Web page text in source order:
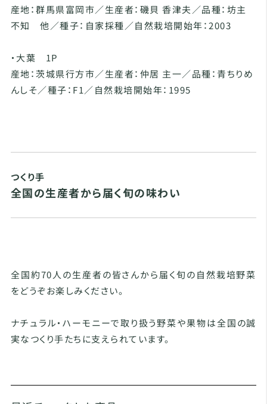
産地：群馬県富岡市／生産者：磯貝 香津夫／品種：坊主
不知 他／種子：自家採種／自然栽培開始年：2003
・大葉 1P
産地：茨城県行方市／生産者：仲居 主一／品種：青ちりめ
んしそ／種子：F1／自然栽培開始年：1995
つくり手
全国の生産者から届く旬の味わい
全国約70人の生産者の皆さんから届く旬の自然栽培野菜
をどうぞお楽しみください。
ナチュラル・ハーモニーで取り扱う野菜や果物は全国の誠
実なつくり手たちに支えられています。